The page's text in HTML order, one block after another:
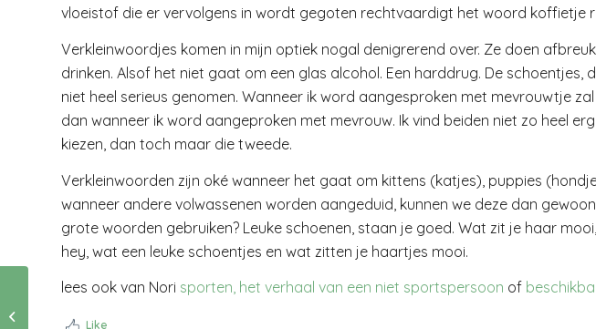
vloeistof die er vervolgens in wordt gegoten rechtvaardigt het woord koffietje
Verkleinwoordjes komen in mijn optiek nogal denigrerend over. Ze doen
drinken. Alsof het niet gaat om een glas alcohol. Een harddrug. De schoentjes,
niet heel serieus genomen. Wanneer ik word aangesproken met mevrouwtje
dan wanneer ik word aangeproken met mevrouw. Ik vind beiden niet zo heel
kiezen, dan toch maar die tweede.
Verkleinwoorden zijn oké wanneer het gaat om kittens (katjes), puppies
wanneer andere volwassenen worden aangeduid, kunnen we deze dan
grote woorden gebruiken? Leuke schoenen, staan je goed. Wat zit je haar
hey, wat een leuke schoentjes en wat zitten je haartjes mooi.
lees ook van Nori sporten, het verhaal van een niet sportspersoon of
Like
ever young